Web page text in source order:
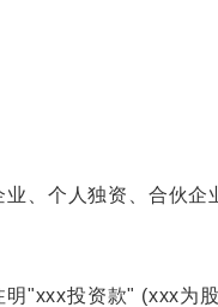
个人独资、合伙企
"xxx投资款" (xxx为